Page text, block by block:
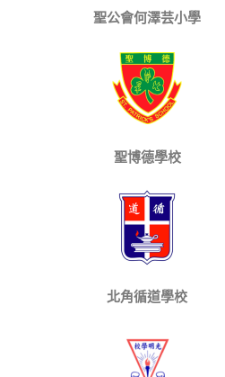
聖公會何澤芸小學
聖博德學校
北角循道學校